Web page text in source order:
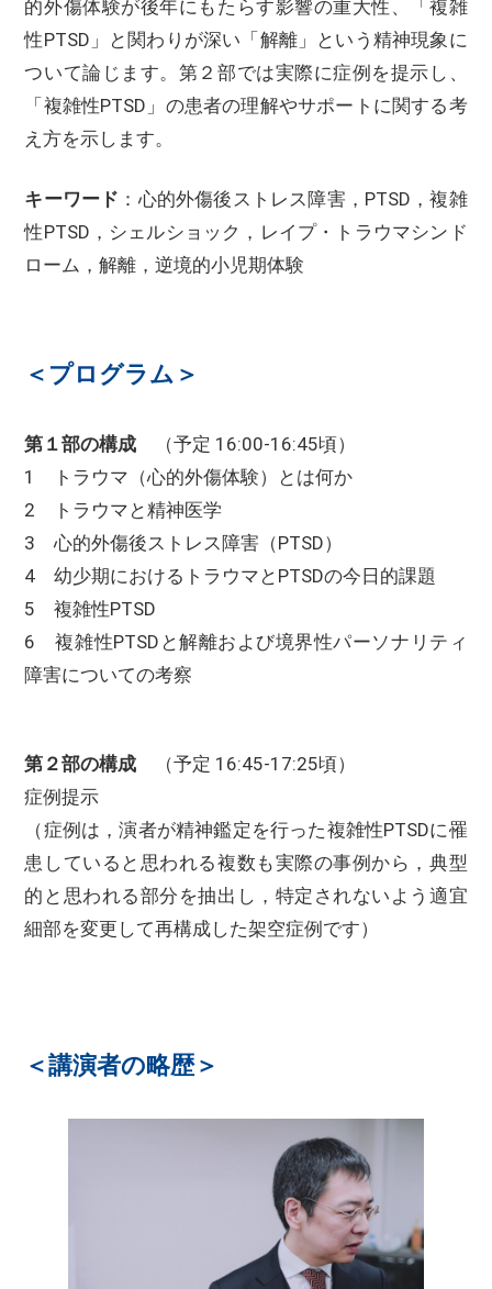
的外傷体験が後年にもたらす影響の重大性、「複雑
性PTSD」と関わりが深い「解離」という精神現象に
ついて論じます。第２部では実際に症例を提示し、
「複雑性PTSD」の患者の理解やサポートに関する考
え方を示します。
キーワード ：心的外傷後ストレス障害，PTSD，複雑
性PTSD，シェルショック，レイプ・トラウマシンド
ローム，解離，逆境的小児期体験
＜プログラム＞
第１部の構成 （予定 16:00-16:45頃）
1 トラウマ（心的外傷体験）とは何か
2 トラウマと精神医学
3 心的外傷後ストレス障害（PTSD）
4 幼少期におけるトラウマとPTSDの今日的課題
5 複雑性PTSD
6 複雑性PTSDと解離および境界性パーソナリティ
障害についての考察
第２部の構成 （予定 16:45-17:25頃）
症例提示
（症例は，演者が精神鑑定を行った複雑性PTSDに罹
患していると思われる複数も実際の事例から，典型
的と思われる部分を抽出し，特定されないよう適宜
細部を変更して再構成した架空症例です）
＜講演者の略歴＞